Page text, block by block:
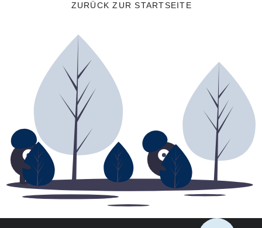
ZURÜCK ZUR STARTSEITE